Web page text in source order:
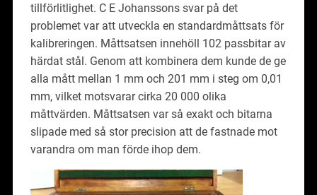
tillförlitlighet. C E Johanssons svar på det
problemet var att utveckla en standardmåttsats för
kalibreringen. Måttsatsen innehöll 102 passbitar av
härdat stål. Genom att kombinera dem kunde de ge
alla mått mellan 1 mm och 201 mm i steg om 0,01
mm, vilket motsvarar cirka 20 000 olika
måttvärden. Måttsatsen var så exakt och bitarna
slipade med så stor precision att de fastnade mot
varandra om man förde ihop dem.